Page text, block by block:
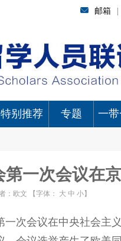
邮箱
特别推荐 专题 一
第一次会议在
：欧文 【字体： 大 中 小】
次会议在中央社会主